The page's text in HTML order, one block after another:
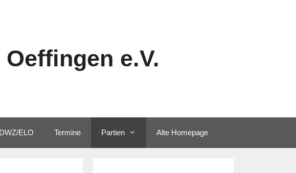
e.V.
DWZ/ELO Termine Partien Alte Homepage